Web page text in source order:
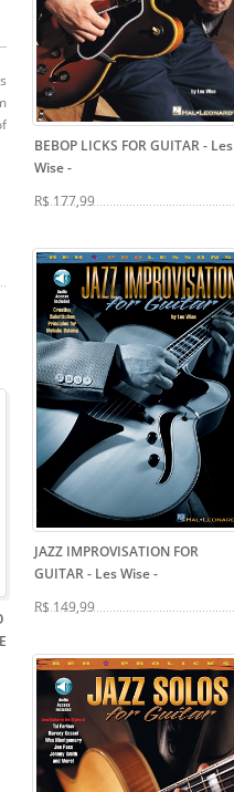
BEBOP LICKS FOR GUITAR - Les
Wise-
R$ 177,99
JAZZ IMPROVISATION FOR
GUITAR - Les Wise-
R$ 149,99